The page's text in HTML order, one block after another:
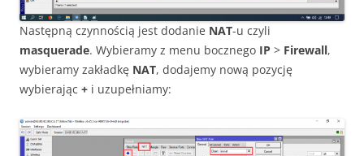
Następną czynnością jest dodanie NAT-u czyli
masquerade. Wybieramy z menu bocznego IP > Firewall,
wybieramy zakładkę NAT, dodajemy nową pozycję
wybierając + i uzupełniamy: